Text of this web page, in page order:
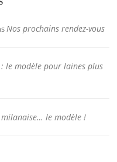
Nos prochains rendez-vous
le modèle pour laines plus
le modèle !